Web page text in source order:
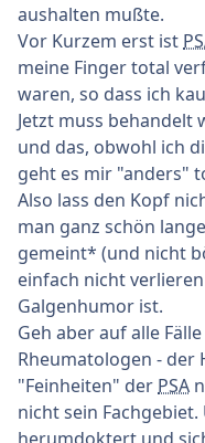
aushalten mußte.
Vor Kurzem erst ist
meine Finger total
waren, so dass ich
Jetzt muss behandelt
und das, obwohl ich
geht es mir "anders"
Also lass den Kopf
man ganz schön
gemeint* (und nicht
einfach nicht
Galgenhumor ist.
Geh aber auf alle
Rheumatologen -
"Feinheiten" der PSA
nicht sein
herumdoktert und